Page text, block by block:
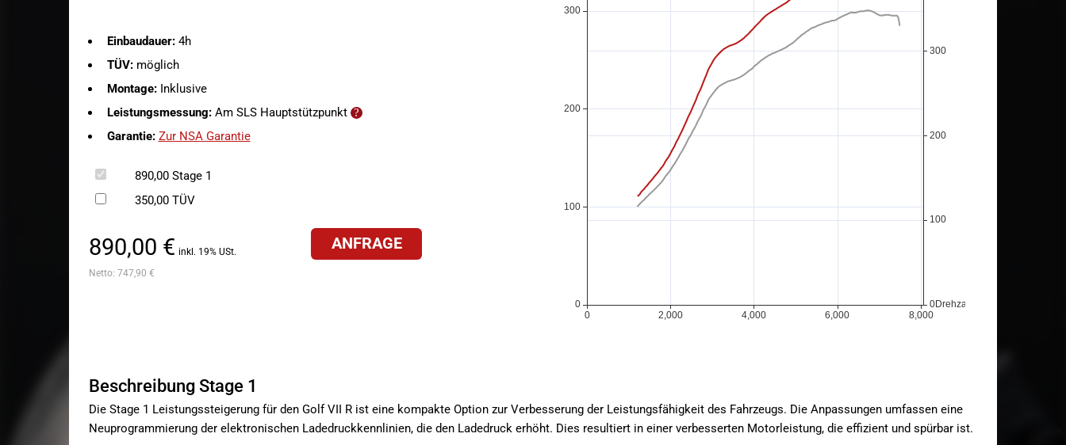
Einbaudauer:4h
TÜV:möglich
Montage:Inklusive
Leistungsmessung:Am SLS Hauptstützpunkt
Garantie: Zur NSA Garantie
890,00Stage 1
350,00TÜV
890,00 € inkl. 19% USt.
Netto: 747,90 €
ANFRAGE
Beschreibung Stage 1
Die Stage 1 Leistungssteigerung für den Golf VII R ist eine kompakte Option zur Verbesserung der Leistungsfähigkeit des Fahrzeugs. Die Anpassungen umfassen eine
Neuprogrammierung der elektronischen Ladedruckkennlinien, die den Ladedruck erhöht. Dies resultiert in einer verbesserten Motorleistung, die effizient und spürbar ist.